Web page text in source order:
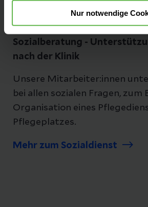
Nur notwendige
Sozialberatung -
nach der Klinik
Unsere Mitarbeiter:innen
bei allen sozialen Fragen, zum
Organisation eines
Pflegeplatzes.
Mehr zum Sozialdienst